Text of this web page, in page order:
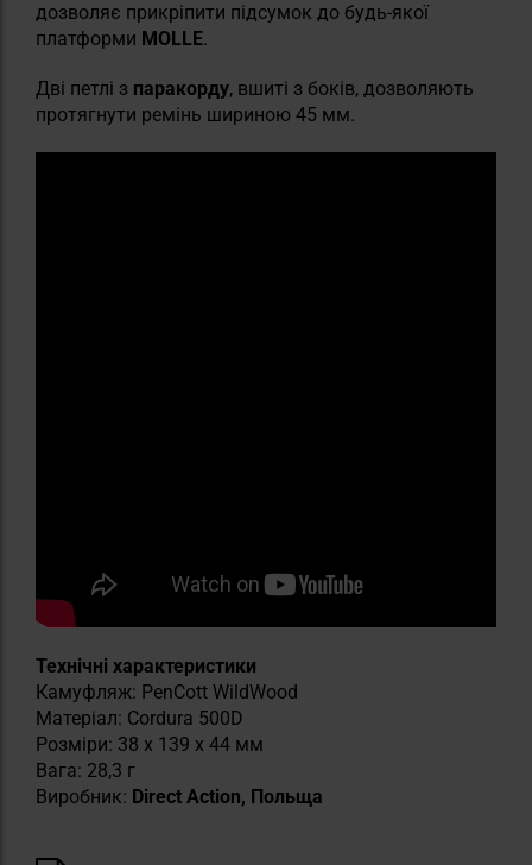
дозволяє прикріпити підсумок до будь-якої
платформи MOLLE.
Дві петлі з паракорду, вшиті з боків, дозволяють
протягнути ремінь шириною 45 мм.
Технічні характеристики
Камуфляж: PenCott WildWood
Матеріал: Cordura 500D
Розміри: 38 x 139 x 44 мм
Вага: 28,3 г
Виробник: Direct Action, Польща